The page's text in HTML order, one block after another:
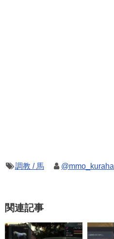
調教 / 馬 @mmo_kuraha
関連記事